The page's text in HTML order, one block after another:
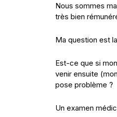
Nous sommes
très bien
Ma question est
Est-ce que si
venir ensuite
pose problème ?
Un examen